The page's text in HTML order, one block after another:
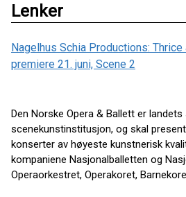
Lenker
Nagelhus Schia Productions:
premiere 21. juni, Scene 2
Den Norske Opera & Ballett er
scenekunstinstitusjon, og skal
konserter av høyeste kunstnerisk
kompaniene Nasjonalballetten og
Operaorkestret, Operakoret,